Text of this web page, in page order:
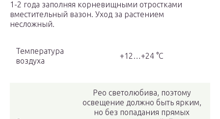
1-2 года заполняя корневищными отростками
вместительный вазон. Уход за растением
несложный.
Температура
воздуха
+12…+24 °С
Рео светолюбива, поэтому
освещение должно быть ярким,
но без попадания прямых